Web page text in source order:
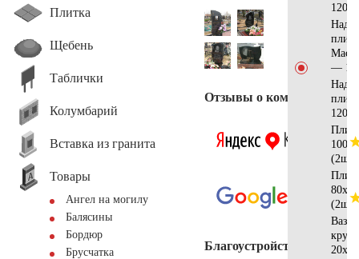
Плитка
Щебень
Таблички
Колумбарий
Вставка из гранита
Товары
Ангел на могилу
Балясины
Бордюр
Брусчатка
Отзывы о компании
Благоустройство
плита
—
(2шт)
(2шт)
Ваза